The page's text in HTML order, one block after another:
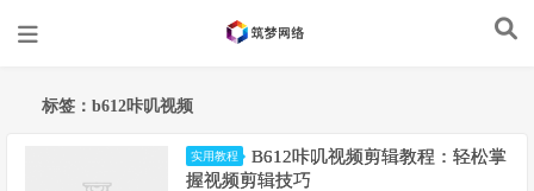
标签：b612咔叽视频
实用教程
B612咔叽视频剪辑教程：轻松掌
握视频剪辑技巧